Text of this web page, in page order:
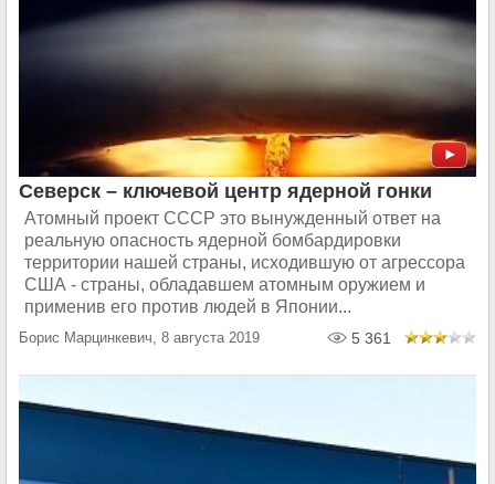
Северск – ключевой центр ядерной гонки
Атомный проект СССР это вынужденный ответ на
реальную опасность ядерной бомбардировки
территории нашей страны, исходившую от агрессора
США - страны, обладавшем атомным оружием и
применив его против людей в Японии...
Борис Марцинкевич, 8 августа 2019 5 361